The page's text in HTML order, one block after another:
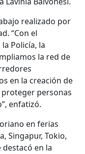
realizado por
“Con el
Policía, la
la red de
en la creación de
personas
enfatizó.
en ferias
Singapur, Tokio,
en la